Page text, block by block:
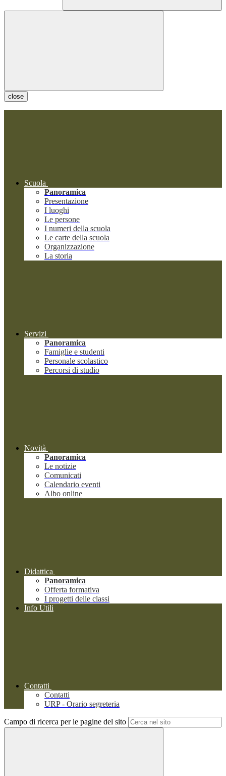
close
Scuola
Panoramica
Presentazione
I luoghi
Le persone
I numeri della scuola
Le carte della scuola
Organizzazione
La storia
Servizi
Panoramica
Famiglie e studenti
Personale scolastico
Percorsi di studio
Novità
Panoramica
Le notizie
Comunicati
Calendario eventi
Albo online
Didattica
Panoramica
Offerta formativa
I progetti delle classi
Info Utili
Contatti
Contatti
URP - Orario segreteria
Campo di ricerca per le pagine del sito